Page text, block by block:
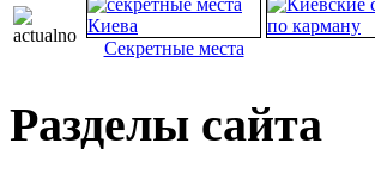
Секретные места
Разделы сайта